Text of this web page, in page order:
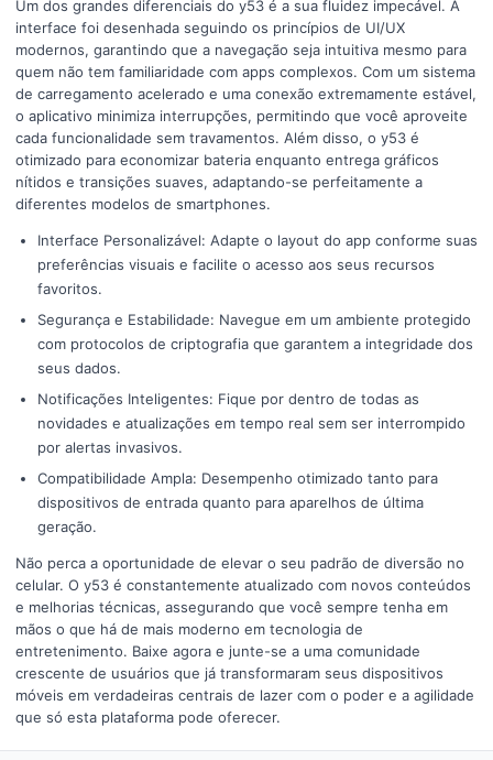
Um dos grandes diferenciais do y53 é a sua fluidez impecável. A
interface foi desenhada seguindo os princípios de UI/UX
modernos, garantindo que a navegação seja intuitiva mesmo para
quem não tem familiaridade com apps complexos. Com um sistema
de carregamento acelerado e uma conexão extremamente estável,
o aplicativo minimiza interrupções, permitindo que você aproveite
cada funcionalidade sem travamentos. Além disso, o y53 é
otimizado para economizar bateria enquanto entrega gráficos
nítidos e transições suaves, adaptando-se perfeitamente a
diferentes modelos de smartphones.
Interface Personalizável: Adapte o layout do app conforme suas
preferências visuais e facilite o acesso aos seus recursos
favoritos.
Segurança e Estabilidade: Navegue em um ambiente protegido
com protocolos de criptografia que garantem a integridade dos
seus dados.
Notificações Inteligentes: Fique por dentro de todas as
novidades e atualizações em tempo real sem ser interrompido
por alertas invasivos.
Compatibilidade Ampla: Desempenho otimizado tanto para
dispositivos de entrada quanto para aparelhos de última
geração.
Não perca a oportunidade de elevar o seu padrão de diversão no
celular. O y53 é constantemente atualizado com novos conteúdos
e melhorias técnicas, assegurando que você sempre tenha em
mãos o que há de mais moderno em tecnologia de
entretenimento. Baixe agora e junte-se a uma comunidade
crescente de usuários que já transformaram seus dispositivos
móveis em verdadeiras centrais de lazer com o poder e a agilidade
que só esta plataforma pode oferecer.